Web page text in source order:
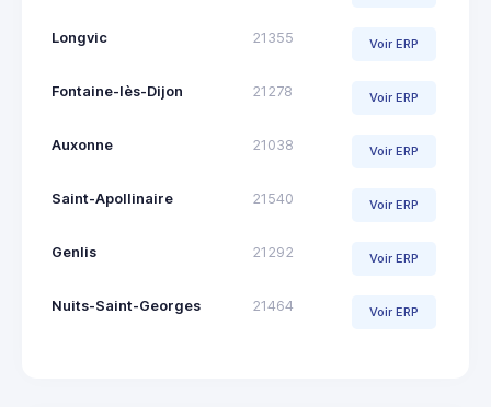
Longvic 21355 Voir ERP
Fontaine-lès-Dijon 21278 Voir ERP
Auxonne 21038 Voir ERP
Saint-Apollinaire 21540 Voir ERP
Genlis 21292 Voir ERP
Nuits-Saint-Georges 21464 Voir ERP